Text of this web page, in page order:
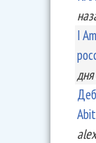
I
дня